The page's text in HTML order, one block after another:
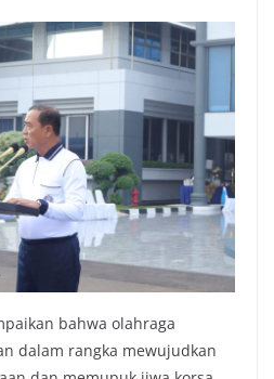
bahwa olahraga
dalam rangka mewujudkan